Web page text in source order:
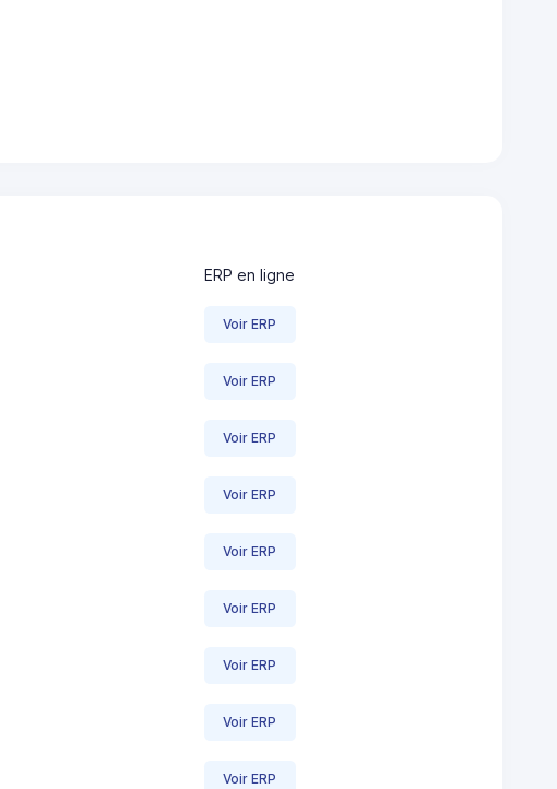
ERP en ligne
Voir ERP
Voir ERP
Voir ERP
Voir ERP
Voir ERP
Voir ERP
Voir ERP
Voir ERP
Voir ERP